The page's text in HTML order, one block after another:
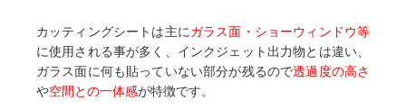
カッティングシートは主にガラス面・ショーウィンドウ等
に使用される事が多く、インクジェット出力物とは違い、
ガラス面に何も貼っていない部分が残るので透過度の高さ
や空間との一体感が特徴です。